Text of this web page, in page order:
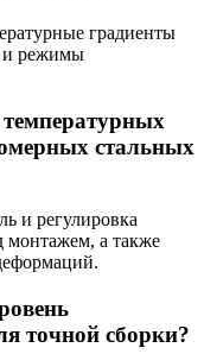
градиенты
и режимы
стальных
и регулировка
монтажем, а также
точной сборки?